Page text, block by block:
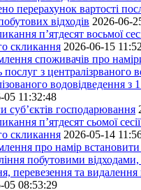
перерахунок вартості
відходів 2026-06-
п’ятдесят восьмої
скликання 2026-06-15
споживачів про
послуг з централізрваного
водовідведення з
05 11:32:48
суб’єктів господарювання
п’ятдесят сьомої
скликання 2026-05-14
про намір
побутовими
перевезення та видалення
05 08:53:29